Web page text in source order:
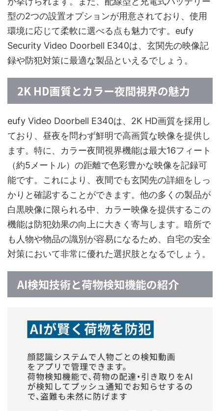
型の2つの設置オプションが用意されており、使用
環境に応じて柔軟に選べる点も魅力です。eufy
Security Video Doorbell E340は、玄関先の映像記
録や防犯対策に最適な製品といえるでしょう。
2K HD画質とカラー夜間視界の魅力
eufy Video Doorbell E340は、2K HD画質を採用し
ており、昼夜を問わず鮮明で高画質な映像を提供し
ます。特に、カラー夜間視界機能は最大16フィート
（約5メートル）の距離で色彩豊かな映像を記録可
能です。これにより、夜間でも玄関先の詳細をしっ
かりと確認することができます。他の多くの製品が
白黒映像に限られる中、カラー映像を提供するこの
機能は防犯効果の向上に大きく寄与します。暗所で
も人物や物品の識別が容易になるため、自宅の安全
対策において非常に優れた選択肢となるでしょう。
AI検知技術と荷物検知機能の紹介